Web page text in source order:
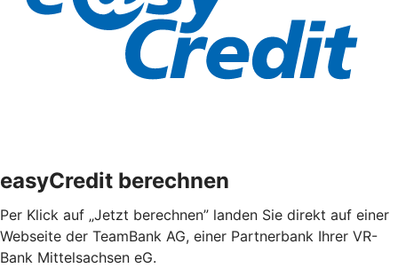
easyCredit berechnen
Per Klick auf „Jetzt berechnen” landen Sie direkt auf einer
Webseite der TeamBank AG, einer Partnerbank Ihrer VR-
Bank Mittelsachsen eG.